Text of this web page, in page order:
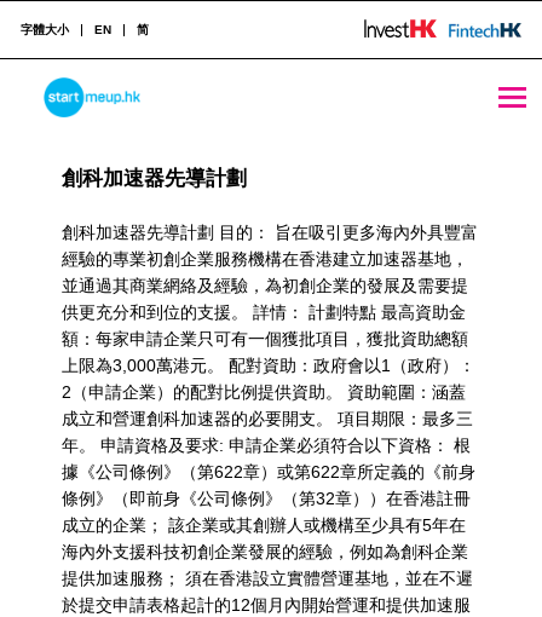
聚焦行業的資助計劃 Archives - StartmeupHK
STARTMEUPHK
字體大小 EN 简
C
創科加速器先導計劃
創科加速器先導計劃 目的： 旨在吸引更多海內外具豐富
經驗的專業初創企業服務機構在香港建立加速器基地，
並通過其商業網絡及經驗，為初創企業的發展及需要提
供更充分和到位的支援。 詳情： 計劃特點 最高資助金
額：每家申請企業只可有一個獲批項目，獲批資助總額
上限為3,000萬港元。 配對資助：政府會以1（政府）：
2（申請企業）的配對比例提供資助。 資助範圍：涵蓋
成立和營運創科加速器的必要開支。 項目期限：最多三
年。 申請資格及要求: 申請企業必須符合以下資格： 根
據《公司條例》（第622章）或第622章所定義的《前身
條例》（即前身《公司條例》（第32章））在香港註冊
成立的企業； 該企業或其創辦人或機構至少具有5年在
海內外支援科技初創企業發展的經驗，例如為創科企業
提供加速服務； 須在香港設立實體營運基地，並在不遲
於提交申請表格起計的12個月內開始營運和提供加速服